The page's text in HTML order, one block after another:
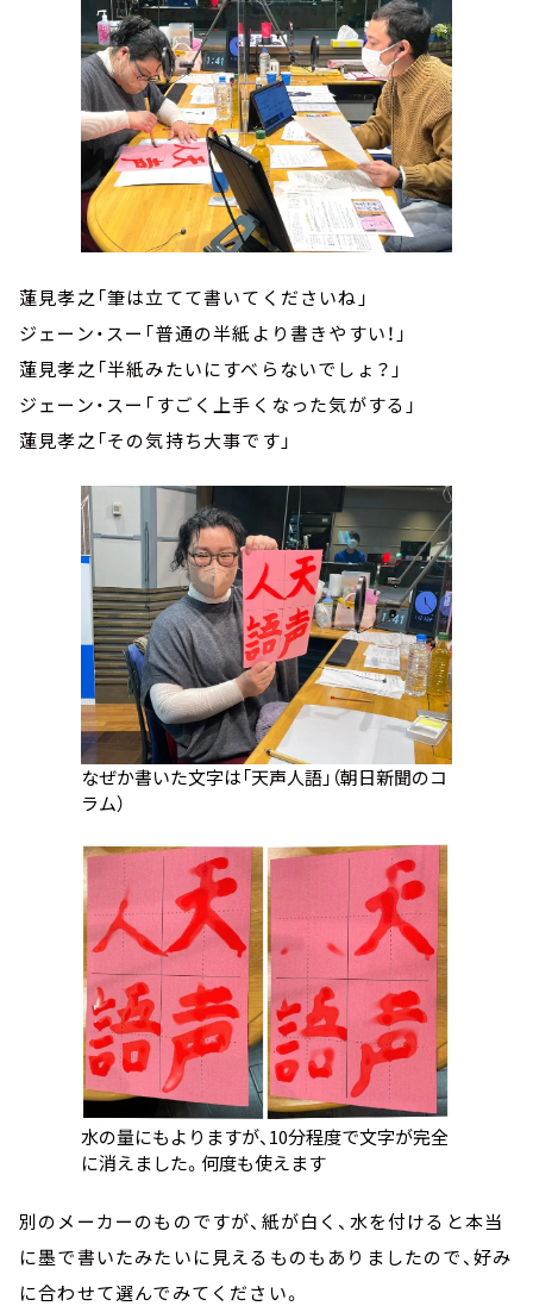
蓮見孝之「筆は立てて書いてくださいね」
ジェーン・スー「普通の半紙より書きやすい！」
蓮見孝之「半紙みたいにすべらないでしょ？」
ジェーン・スー「すごく上手くなった気がする」
蓮見孝之「その気持ち大事です」
なぜか書いた文字は「天声人語」（朝日新聞のコ
ラム）
水の量にもよりますが、10分程度で文字が完全
に消えました。何度も使えます
別のメーカーのものですが、紙が白く、水を付けると本当
に墨で書いたみたいに見えるものもありましたので、好み
に合わせて選んでみてください。